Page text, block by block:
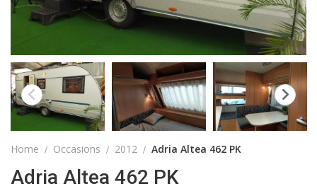
Home Occasions 2012 Adria Altea 462 PK
Adria Altea 462 PK